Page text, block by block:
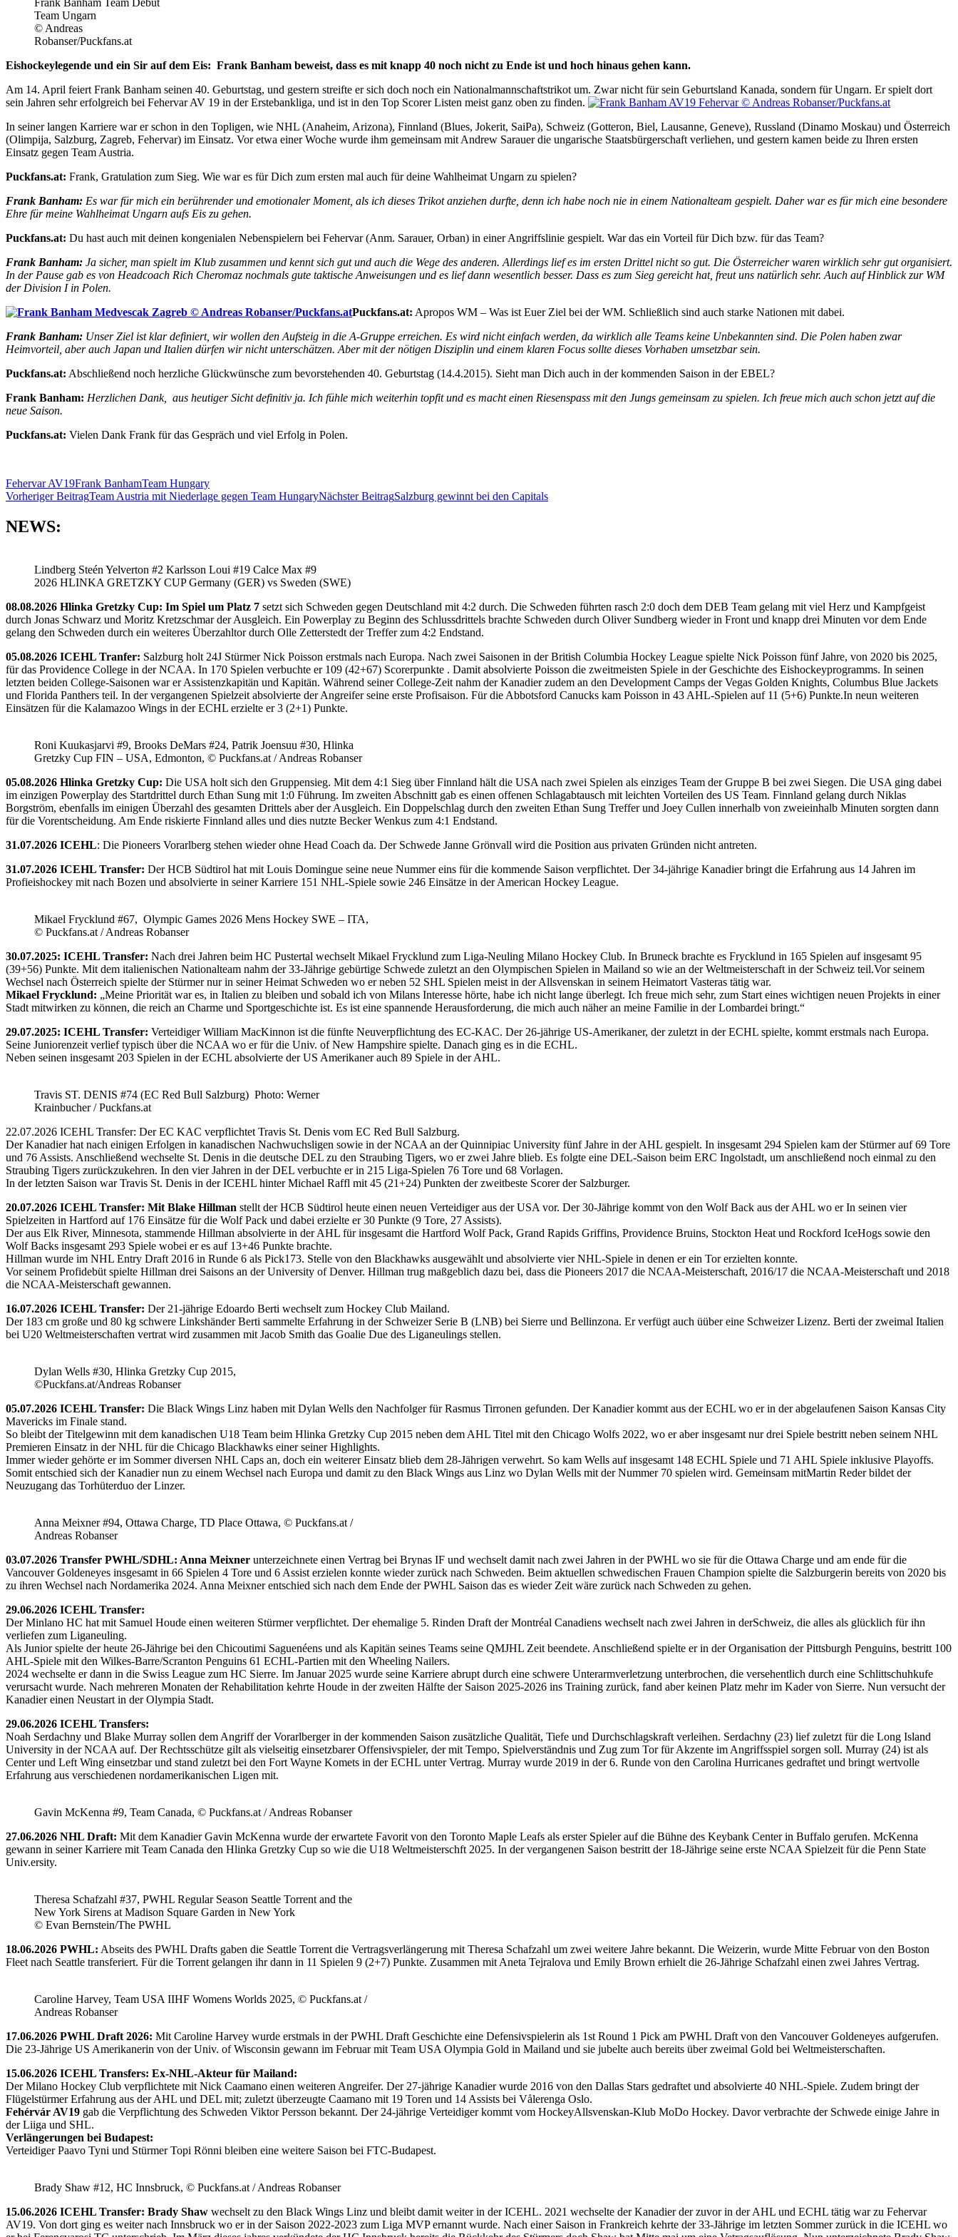
Team Ungarn
© Andreas
Robanser/Puckfans.at
Eishockeylegende und ein Sir auf dem Eis: Frank Banham beweist, dass es mit knapp 40 noch nicht zu Ende ist und hoch hinaus gehen kann.
Am 14. April feiert Frank Banham seinen 40. Geburtstag, und gestern streifte er sich doch noch ein Nationalmannschaftstrikot um. Zwar nicht für sein Geburtsland Kanada, sondern für Ungarn. Er spielt dort
sein Jahren sehr erfolgreich bei Fehervar AV 19 in der Erstebankliga, und ist in den Top Scorer Listen meist ganz oben zu finden.
In seiner langen Karriere war er schon in den Topligen, wie NHL (Anaheim, Arizona), Finnland (Blues, Jokerit, SaiPa), Schweiz (Gotteron, Biel, Lausanne, Geneve), Russland (Dinamo Moskau) und Österreich
(Olimpija, Salzburg, Zagreb, Fehervar) im Einsatz. Vor etwa einer Woche wurde ihm gemeinsam mit Andrew Sarauer die ungarische Staatsbürgerschaft verliehen, und gestern kamen beide zu Ihren ersten
Einsatz gegen Team Austria.
Puckfans.at: Frank, Gratulation zum Sieg. Wie war es für Dich zum ersten mal auch für deine Wahlheimat Ungarn zu spielen?
Frank Banham: Es war für mich ein berührender und emotionaler Moment, als ich dieses Trikot anziehen durfte, denn ich habe noch nie in einem Nationalteam gespielt. Daher war es für mich eine besondere
Ehre für meine Wahlheimat Ungarn aufs Eis zu gehen.
Puckfans.at: Du hast auch mit deinen kongenialen Nebenspielern bei Fehervar (Anm. Sarauer, Orban) in einer Angriffslinie gespielt. War das ein Vorteil für Dich bzw. für das Team?
Frank Banham: Ja sicher, man spielt im Klub zusammen und kennt sich gut und auch die Wege des anderen. Allerdings lief es im ersten Drittel nicht so gut. Die Österreicher waren wirklich sehr gut organisiert.
In der Pause gab es von Headcoach Rich Cheromaz nochmals gute taktische Anweisungen und es lief dann wesentlich besser. Dass es zum Sieg gereicht hat, freut uns natürlich sehr. Auch auf Hinblick zur WM
der Division I in Polen.
Puckfans.at: Apropos WM – Was ist Euer Ziel bei der WM. Schließlich sind auch starke Nationen mit dabei.
Frank Banham: Unser Ziel ist klar definiert, wir wollen den Aufsteig in die A-Gruppe erreichen. Es wird nicht einfach werden, da wirklich alle Teams keine Unbekannten sind. Die Polen haben zwar
Heimvorteil, aber auch Japan und Italien dürfen wir nicht unterschätzen. Aber mit der nötigen Disziplin und einem klaren Focus sollte dieses Vorhaben umsetzbar sein.
Puckfans.at: Abschließend noch herzliche Glückwünsche zum bevorstehenden 40. Geburtstag (14.4.2015). Sieht man Dich auch in der kommenden Saison in der EBEL?
Frank Banham: Herzlichen Dank, aus heutiger Sicht definitiv ja. Ich fühle mich weiterhin topfit und es macht einen Riesenspass mit den Jungs gemeinsam zu spielen. Ich freue mich auch schon jetzt auf die
neue Saison.
Puckfans.at: Vielen Dank Frank für das Gespräch und viel Erfolg in Polen.
Fehervar AV19Frank BanhamTeam Hungary
Beitragsnavigation
Vorheriger BeitragTeam Austria mit Niederlage gegen Team HungaryNächster BeitragSalzburg gewinnt bei den Capitals
NEWS:
Lindberg Steén Yelverton #2 Karlsson Loui #19 Calce Max #9
2026 HLINKA GRETZKY CUP Germany (GER) vs Sweden (SWE)
08.08.2026 Hlinka Gretzky Cup: Im Spiel um Platz 7 setzt sich Schweden gegen Deutschland mit 4:2 durch. Die Schweden führten rasch 2:0 doch dem DEB Team gelang mit viel Herz und Kampfgeist
durch Jonas Schwarz und Moritz Kretzschmar der Ausgleich. Ein Powerplay zu Beginn des Schlussdrittels brachte Schweden durch Oliver Sundberg wieder in Front und knapp drei Minuten vor dem Ende
gelang den Schweden durch ein weiteres Überzahltor durch Olle Zetterstedt der Treffer zum 4:2 Endstand.
05.08.2026 ICEHL Tranfer: Salzburg holt 24J Stürmer Nick Poisson erstmals nach Europa. Nach zwei Saisonen in der British Columbia Hockey League spielte Nick Poisson fünf Jahre, von 2020 bis 2025,
für das Providence College in der NCAA. In 170 Spielen verbuchte er 109 (42+67) Scorerpunkte . Damit absolvierte Poisson die zweitmeisten Spiele in der Geschichte des Eishockeyprogramms. In seinen
letzten beiden College-Saisonen war er Assistenzkapitän und Kapitän. Während seiner College-Zeit nahm der Kanadier zudem an den Development Camps der Vegas Golden Knights, Columbus Blue Jackets
und Florida Panthers teil. In der vergangenen Spielzeit absolvierte der Angreifer seine erste Profisaison. Für die Abbotsford Canucks kam Poisson in 43 AHL-Spielen auf 11 (5+6) Punkte.In neun weiteren
Einsätzen für die Kalamazoo Wings in der ECHL erzielte er 3 (2+1) Punkte.
Roni Kuukasjarvi #9, Brooks DeMars #24, Patrik Joensuu #30, Hlinka
Gretzky Cup FIN – USA, Edmonton, © Puckfans.at / Andreas Robanser
05.08.2026 Hlinka Gretzky Cup: Die USA holt sich den Gruppensieg. Mit dem 4:1 Sieg über Finnland hält die USA nach zwei Spielen als einziges Team der Gruppe B bei zwei Siegen. Die USA ging dabei
im einzigen Powerplay des Startdrittel durch Ethan Sung mit 1:0 Führung. Im zweiten Abschnitt gab es einen offenen Schlagabtausch mit leichten Vorteilen des US Team. Finnland gelang durch Niklas
Borgström, ebenfalls im einigen Überzahl des gesamten Drittels aber der Ausgleich. Ein Doppelschlag durch den zweiten Ethan Sung Treffer und Joey Cullen innerhalb von zweieinhalb Minuten sorgten dann
für die Vorentscheidung. Am Ende riskierte Finnland alles und dies nutzte Becker Wenkus zum 4:1 Endstand.
31.07.2026 ICEHL: Die Pioneers Vorarlberg stehen wieder ohne Head Coach da. Der Schwede Janne Grönvall wird die Position aus privaten Gründen nicht antreten.
31.07.2026 ICEHL Transfer: Der HCB Südtirol hat mit Louis Domingue seine neue Nummer eins für die kommende Saison verpflichtet. Der 34-jährige Kanadier bringt die Erfahrung aus 14 Jahren im
Profieishockey mit nach Bozen und absolvierte in seiner Karriere 151 NHL-Spiele sowie 246 Einsätze in der American Hockey League.
Mikael Frycklund #67, Olympic Games 2026 Mens Hockey SWE – ITA,
© Puckfans.at / Andreas Robanser
30.07.2025: ICEHL Transfer: Nach drei Jahren beim HC Pustertal wechselt Mikael Frycklund zum Liga-Neuling Milano Hockey Club. In Bruneck brachte es Frycklund in 165 Spielen auf insgesamt 95
(39+56) Punkte. Mit dem italienischen Nationalteam nahm der 33-Jährige gebürtige Schwede zuletzt an den Olympischen Spielen in Mailand so wie an der Weltmeisterschaft in der Schweiz teil.Vor seinem
Wechsel nach Österreich spielte der Stürmer nur in seiner Heimat Schweden wo er neben 52 SHL Spielen meist in der Allsvenskan in seinem Heimatort Vasteras tätig war.
Mikael Frycklund: „Meine Priorität war es, in Italien zu bleiben und sobald ich von Milans Interesse hörte, habe ich nicht lange überlegt. Ich freue mich sehr, zum Start eines wichtigen neuen Projekts in einer
Stadt mitwirken zu können, die reich an Charme und Sportgeschichte ist. Es ist eine spannende Herausforderung, die mich auch näher an meine Familie in der Lombardei bringt.“
29.07.2025: ICEHL Transfer: Verteidiger William MacKinnon ist die fünfte Neuverpflichtung des EC-KAC. Der 26-jährige US-Amerikaner, der zuletzt in der ECHL spielte, kommt erstmals nach Europa.
Seine Juniorenzeit verlief typisch über die NCAA wo er für die Univ. of New Hampshire spielte. Danach ging es in die ECHL.
Neben seinen insgesamt 203 Spielen in der ECHL absolvierte der US Amerikaner auch 89 Spiele in der AHL.
Travis ST. DENIS #74 (EC Red Bull Salzburg) Photo: Werner
Krainbucher / Puckfans.at
22.07.2026 ICEHL Transfer: Der EC KAC verpflichtet Travis St. Denis vom EC Red Bull Salzburg.
Der Kanadier hat nach einigen Erfolgen in kanadischen Nachwuchsligen sowie in der NCAA an der Quinnipiac University fünf Jahre in der AHL gespielt. In insgesamt 294 Spielen kam der Stürmer auf 69 Tore
und 76 Assists. Anschließend wechselte St. Denis in die deutsche DEL zu den Straubing Tigers, wo er zwei Jahre blieb. Es folgte eine DEL-Saison beim ERC Ingolstadt, um anschließend noch einmal zu den
Straubing Tigers zurückzukehren. In den vier Jahren in der DEL verbuchte er in 215 Liga-Spielen 76 Tore und 68 Vorlagen.
In der letzten Saison war Travis St. Denis in der ICEHL hinter Michael Raffl mit 45 (21+24) Punkten der zweitbeste Scorer der Salzburger.
20.07.2026 ICEHL Transfer: Mit Blake Hillman stellt der HCB Südtirol heute einen neuen Verteidiger aus der USA vor. Der 30-Jährige kommt von den Wolf Back aus der AHL wo er In seinen vier
Spielzeiten in Hartford auf 176 Einsätze für die Wolf Pack und dabei erzielte er 30 Punkte (9 Tore, 27 Assists).
Der aus Elk River, Minnesota, stammende Hillman absolvierte in der AHL für insgesamt die Hartford Wolf Pack, Grand Rapids Griffins, Providence Bruins, Stockton Heat und Rockford IceHogs sowie den
Wolf Backs insgesamt 293 Spiele wobei er es auf 13+46 Punkte brachte.
Hillman wurde im NHL Entry Draft 2016 in Runde 6 als Pick173. Stelle von den Blackhawks ausgewählt und absolvierte vier NHL-Spiele in denen er ein Tor erzielten konnte.
Vor seinem Profidebüt spielte Hillman drei Saisons an der University of Denver. Hillman trug maßgeblich dazu bei, dass die Pioneers 2017 die NCAA-Meisterschaft, 2016/17 die NCAA-Meisterschaft und 2018
die NCAA-Meisterschaft gewannen.
16.07.2026 ICEHL Transfer: Der 21-jährige Edoardo Berti wechselt zum Hockey Club Mailand.
Der 183 cm große und 80 kg schwere Linkshänder Berti sammelte Erfahrung in der Schweizer Serie B (LNB) bei Sierre und Bellinzona. Er verfügt auch üüber eine Schweizer Lizenz. Berti der zweimal Italien
bei U20 Weltmeisterschaften vertrat wird zusammen mit Jacob Smith das Goalie Due des Liganeulings stellen.
Dylan Wells #30, Hlinka Gretzky Cup 2015,
©Puckfans.at/Andreas Robanser
05.07.2026 ICEHL Transfer: Die Black Wings Linz haben mit Dylan Wells den Nachfolger für Rasmus Tirronen gefunden. Der Kanadier kommt aus der ECHL wo er in der abgelaufenen Saison Kansas City
Mavericks im Finale stand.
So bleibt der Titelgewinn mit dem kanadischen U18 Team beim Hlinka Gretzky Cup 2015 neben dem AHL Titel mit den Chicago Wolfs 2022, wo er aber insgesamt nur drei Spiele bestritt neben seinem NHL
Premieren Einsatz in der NHL für die Chicago Blackhawks einer seiner Highlights.
Immer wieder gehörte er im Sommer diversen NHL Caps an, doch ein weiterer Einsatz blieb dem 28-Jährigen verwehrt. So kam Wells auf insgesamt 148 ECHL Spiele und 71 AHL Spiele inklusive Playoffs.
Somit entschied sich der Kanadier nun zu einem Wechsel nach Europa und damit zu den Black Wings aus Linz wo Dylan Wells mit der Nummer 70 spielen wird. Gemeinsam mitMartin Reder bildet der
Neuzugang das Torhüterduo der Linzer.
Anna Meixner #94, Ottawa Charge, TD Place Ottawa, © Puckfans.at /
Andreas Robanser
03.07.2026 Transfer PWHL/SDHL: Anna Meixner unterzeichnete einen Vertrag bei Brynas IF und wechselt damit nach zwei Jahren in der PWHL wo sie für die Ottawa Charge und am ende für die
Vancouver Goldeneyes insgesamt in 66 Spielen 4 Tore und 6 Assist erzielen konnte wieder zurück nach Schweden. Beim aktuellen schwedischen Frauen Champion spielte die Salzburgerin bereits von 2020 bis
zu ihren Wechsel nach Nordamerika 2024. Anna Meixner entschied sich nach dem Ende der PWHL Saison das es wieder Zeit wäre zurück nach Schweden zu gehen.
29.06.2026 ICEHL Transfer:
Der Minlano HC hat mit Samuel Houde einen weiteren Stürmer verpflichtet. Der ehemalige 5. Rinden Draft der Montréal Canadiens wechselt nach zwei Jahren in derSchweiz, die alles als glücklich für ihn
verliefen zum Liganeuling.
Als Junior spielte der heute 26-Jährige bei den Chicoutimi Saguenéens und als Kapitän seines Teams seine QMJHL Zeit beendete. Anschließend spielte er in der Organisation der Pittsburgh Penguins, bestritt 100
AHL-Spiele mit den Wilkes-Barre/Scranton Penguins 61 ECHL-Partien mit den Wheeling Nailers.
2024 wechselte er dann in die Swiss League zum HC Sierre. Im Januar 2025 wurde seine Karriere abrupt durch eine schwere Unterarmverletzung unterbrochen, die versehentlich durch eine Schlittschuhkufe
verursacht wurde. Nach mehreren Monaten der Rehabilitation kehrte Houde in der zweiten Hälfte der Saison 2025-2026 ins Training zurück, fand aber keinen Platz mehr im Kader von Sierre. Nun versucht der
Kanadier einen Neustart in der Olympia Stadt.
29.06.2026 ICEHL Transfers:
Noah Serdachny und Blake Murray sollen dem Angriff der Vorarlberger in der kommenden Saison zusätzliche Qualität, Tiefe und Durchschlagskraft verleihen. Serdachny (23) lief zuletzt für die Long Island
University in der NCAA auf. Der Rechtsschütze gilt als vielseitig einsetzbarer Offensivspieler, der mit Tempo, Spielverständnis und Zug zum Tor für Akzente im Angriffsspiel sorgen soll. Murray (24) ist als
Center und Left Wing einsetzbar und stand zuletzt bei den Fort Wayne Komets in der ECHL unter Vertrag. Murray wurde 2019 in der 6. Runde von den Carolina Hurricanes gedraftet und bringt wertvolle
Erfahrung aus verschiedenen nordamerikanischen Ligen mit.
Gavin McKenna #9, Team Canada, © Puckfans.at / Andreas Robanser
27.06.2026 NHL Draft: Mit dem Kanadier Gavin McKenna wurde der erwartete Favorit von den Toronto Maple Leafs als erster Spieler auf die Bühne des Keybank Center in Buffalo gerufen. McKenna
gewann in seiner Karriere mit Team Canada den Hlinka Gretzky Cup so wie die U18 Weltmeisterschft 2025. In der vergangenen Saison bestritt der 18-Jährige seine erste NCAA Spielzeit für die Penn State
Univ.ersity.
Theresa Schafzahl #37, PWHL Regular Season Seattle Torrent and the
New York Sirens at Madison Square Garden in New York
© Evan Bernstein/The PWHL
18.06.2026 PWHL: Abseits des PWHL Drafts gaben die Seattle Torrent die Vertragsverlängerung mit Theresa Schafzahl um zwei weitere Jahre bekannt. Die Weizerin, wurde Mitte Februar von den Boston
Fleet nach Seattle transferiert. Für die Torrent gelangen ihr dann in 11 Spielen 9 (2+7) Punkte. Zusammen mit Aneta Tejralova und Emily Brown erhielt die 26-Jährige Schafzahl einen zwei Jahres Vertrag.
Caroline Harvey, Team USA IIHF Womens Worlds 2025, © Puckfans.at /
Andreas Robanser
17.06.2026 PWHL Draft 2026: Mit Caroline Harvey wurde erstmals in der PWHL Draft Geschichte eine Defensivspielerin als 1st Round 1 Pick am PWHL Draft von den Vancouver Goldeneyes aufgerufen.
Die 23-Jährige US Amerikanerin von der Univ. of Wisconsin gewann im Februar mit Team USA Olympia Gold in Mailand und sie jubelte auch bereits über zweimal Gold bei Weltmeisterschaften.
15.06.2026 ICEHL Transfers: Ex-NHL-Akteur für Mailand:
Der Milano Hockey Club verpflichtete mit Nick Caamano einen weiteren Angreifer. Der 27-jährige Kanadier wurde 2016 von den Dallas Stars gedraftet und absolvierte 40 NHL-Spiele. Zudem bringt der
Flügelstürmer Erfahrung aus der AHL und DEL mit; zuletzt überzeugte Caamano mit 19 Toren und 14 Assists bei Vålerenga Oslo.
Fehérvár AV19 gab die Verpflichtung des Schweden Viktor Persson bekannt. Der 24-jährige Verteidiger kommt vom HockeyAllsvenskan-Klub MoDo Hockey. Davor verbrachte der Schwede einige Jahre in
der Liiga und SHL.
Verlängerungen bei Budapest:
Verteidiger Paavo Tyni und Stürmer Topi Rönni bleiben eine weitere Saison bei FTC-Budapest.
Brady Shaw #12, HC Innsbruck, © Puckfans.at / Andreas Robanser
15.06.2026 ICEHL Transfer: Brady Shaw wechselt zu den Black Wings Linz und bleibt damit weiter in der ICEHL. 2021 wechselte der Kanadier der zuvor in der AHL und ECHL tätig war zu Fehervar
AV19. Von dort ging es weiter nach Innsbruck wo er in der Saison 2022-2023 zum Liga MVP ernannt wurde. Nach einer Saison in Frankreich kehrte der 33-Jährige im letzten Sommer zurück in die ICEHL wo